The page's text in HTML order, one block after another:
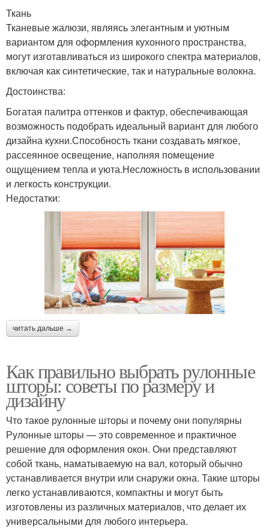
Ткань
Тканевые жалюзи, являясь элегантным и уютным
вариантом для оформления кухонного пространства,
могут изготавливаться из широкого спектра материалов,
включая как синтетические, так и натуральные волокна.
Достоинства:
Богатая палитра оттенков и фактур, обеспечивающая
возможность подобрать идеальный вариант для любого
дизайна кухни.Способность ткани создавать мягкое,
рассеянное освещение, наполняя помещение
ощущением тепла и уюта.Несложность в использовании
и легкость конструкции.
Недостатки:
читать дальше →
Как правильно выбрать рулонные
шторы: советы по размеру и
дизайну
Что такое рулонные шторы и почему они популярны
Рулонные шторы — это современное и практичное
решение для оформления окон. Они представляют
собой ткань, наматываемую на вал, который обычно
устанавливается внутри или снаружи окна. Такие шторы
легко устанавливаются, компактны и могут быть
изготовлены из различных материалов, что делает их
универсальными для любого интерьера.